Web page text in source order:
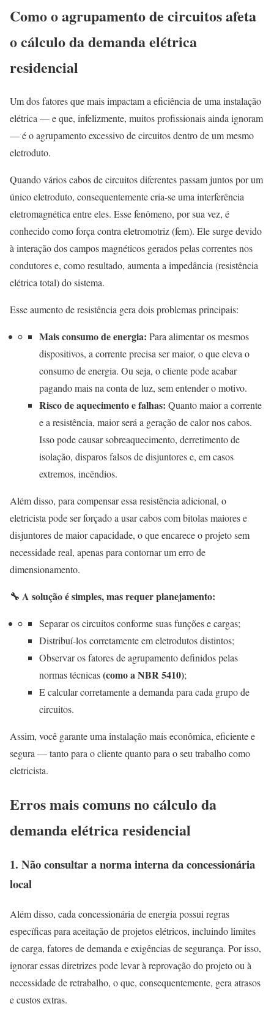
Como o agrupamento de circuitos afeta
o cálculo da demanda elétrica
residencial
Um dos fatores que mais impactam a eficiência de uma instalação
elétrica — e que, infelizmente, muitos profissionais ainda ignoram
— é o agrupamento excessivo de circuitos dentro de um mesmo
eletroduto.
Quando vários cabos de circuitos diferentes passam juntos por um
único eletroduto, consequentemente cria-se uma interferência
eletromagnética entre eles. Esse fenômeno, por sua vez, é
conhecido como força contra eletromotriz (fem). Ele surge devido
à interação dos campos magnéticos gerados pelas correntes nos
condutores e, como resultado, aumenta a impedância (resistência
elétrica total) do sistema.
Esse aumento de resistência gera dois problemas principais:
Mais consumo de energia: Para alimentar os mesmos
dispositivos, a corrente precisa ser maior, o que eleva o
consumo de energia. Ou seja, o cliente pode acabar
pagando mais na conta de luz, sem entender o motivo.
Risco de aquecimento e falhas: Quanto maior a corrente
e a resistência, maior será a geração de calor nos cabos.
Isso pode causar sobreaquecimento, derretimento de
isolação, disparos falsos de disjuntores e, em casos
extremos, incêndios.
Além disso, para compensar essa resistência adicional, o
eletricista pode ser forçado a usar cabos com bitolas maiores e
disjuntores de maior capacidade, o que encarece o projeto sem
necessidade real, apenas para contornar um erro de
dimensionamento.
🔧 A solução é simples, mas requer planejamento:
Separar os circuitos conforme suas funções e cargas;
Distribuí-los corretamente em eletrodutos distintos;
Observar os fatores de agrupamento definidos pelas
normas técnicas(como a NBR 5410);
E calcular corretamente a demanda para cada grupo de
circuitos.
Assim, você garante uma instalação mais econômica, eficiente e
segura — tanto para o cliente quanto para o seu trabalho como
eletricista.
Erros mais comuns no cálculo da
demanda elétrica residencial
1. Não consultar a norma interna da concessionária
local
Além disso, cada concessionária de energia possui regras
específicas para aceitação de projetos elétricos, incluindo limites
de carga, fatores de demanda e exigências de segurança. Por isso,
ignorar essas diretrizes pode levar à reprovação do projeto ou à
necessidade de retrabalho, o que, consequentemente, gera atrasos
e custos extras.